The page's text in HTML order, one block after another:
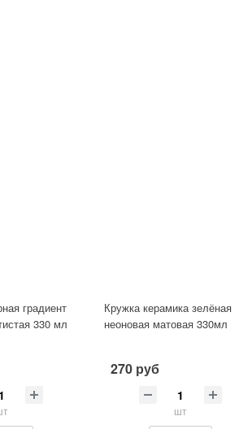
градиент
330 мл
Кружка керамика зелёная
неоновая матовая 330мл
270 руб
шт